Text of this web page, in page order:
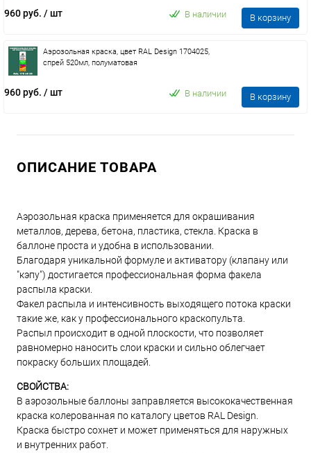
960 руб. / шт В наличии В корзину
Аэрозольная краска, цвет RAL Design 1704025,
спрей 520мл, полуматовая
960 руб. / шт В наличии В корзину
ОПИСАНИЕ ТОВАРА
Аэрозольная краска применяется для окрашивания
металлов, дерева, бетона, пластика, стекла. Краска в
баллоне проста и удобна в использовании.
Благодаря уникальной формуле и активатору (клапану или
"кэпу") достигается профессиональная форма факела
распыла краски.
Факел распыла и интенсивность выходящего потока краски
такие же, как у профессионального краскопульта.
Распыл происходит в одной плоскости, что позволяет
равномерно наносить слои краски и сильно облегчает
покраску больших площадей.
СВОЙСТВА:
В аэрозольные баллоны заправляется высококачественная
краска колерованная по каталогу цветов RAL Design.
Краска быстро сохнет и может применяться для наружных
и внутренних работ.